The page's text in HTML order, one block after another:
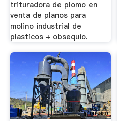
trituradora de plomo en
venta de planos para
molino industrial de
plasticos + obsequio.